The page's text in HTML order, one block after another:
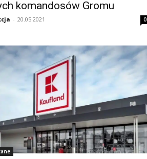
komandosów Gromu
- 20.05.2021 0